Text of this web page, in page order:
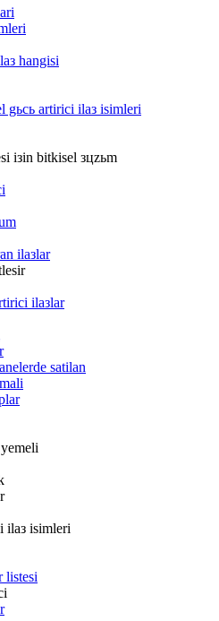
hangisi
gьcь artirici ilaз isimleri
iзin bitkisel зцzьm
ilaзlar
ilaзlar
satilan
ilaз isimleri
listesi